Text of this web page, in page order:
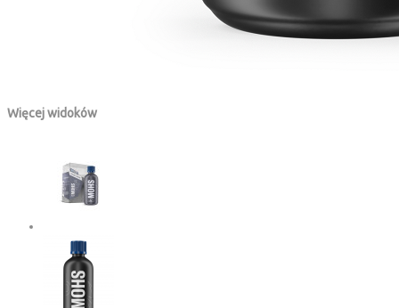
Więcej widoków